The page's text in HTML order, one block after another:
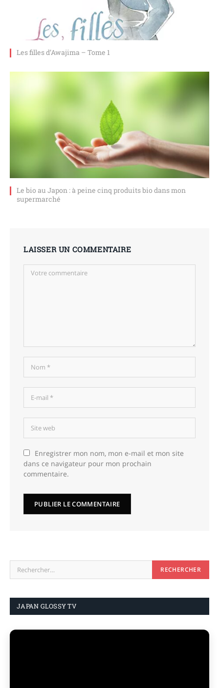
Les filles d’Awajima – Tome 1
Le bio au Japon : à peine cinq produits bio dans mon
supermarché
LAISSER UN COMMENTAIRE
Enregistrer mon nom, mon e-mail et mon site
dans ce navigateur pour mon prochain
commentaire.
JAPAN GLOSSY TV